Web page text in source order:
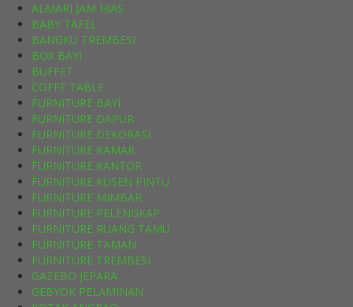
ALMARI JAM HIAS
BABY TAFEL
BANGKU TREMBESI
BOX BAYI
BUFFET
COFFE TABLE
FURNITURE BAYI
FURNITURE DAPUR
FURNITURE DEKORASI
FURNITURE KAMAR
FURNITURE KANTOR
FURNITURE KUSEN PINTU
FURNITURE MIMBAR
FURNITURE PELENGKAP
FURNITURE RUANG TAMU
FURNITURE TAMAN
FURNITURE TREMBESI
GAZEBO JEPARA
GEBYOK PELAMINAN